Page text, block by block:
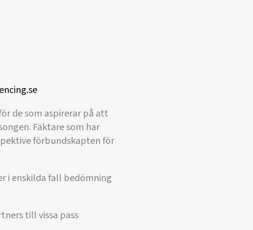
de som aspirerar på att
Fäktare som har
förbundskapten för
i enskilda fall bedömning
till vissa pass